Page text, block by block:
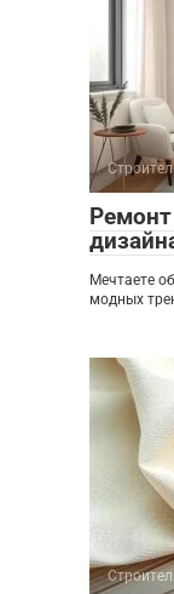
Мечтаете
модных